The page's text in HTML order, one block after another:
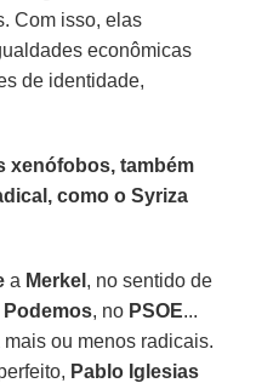
Com isso, elas
econômicas
de identidade,
xenófobos, também
como o Syriza
a Merkel , no sentido de
Podemos, no PSOE...
ou menos radicais.
Pablo Iglesias